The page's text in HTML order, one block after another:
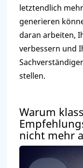
letztendlich
generieren
daran arbeiten,
verbessern und
stellen.
Warum
nicht mehr